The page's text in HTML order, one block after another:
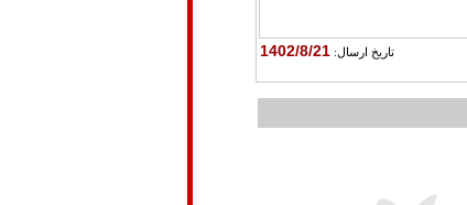
تاريخ ارسال: 1402/8/21